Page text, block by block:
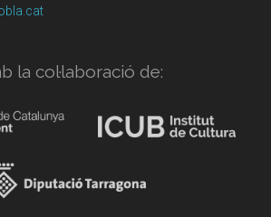
la col·laboració de: